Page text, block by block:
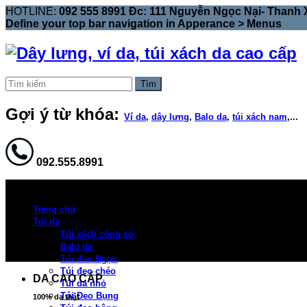
HOTLINE: 092 555 8991 Đc: 111 Nguyễn Ngọc Nại- Thanh
Define your top bar navigation in Apperance > Menus
Tìm
Gợi ý từ khóa: Ví da, dây lưng, Balo da, túi xách nam,...
092.555.8991
Trang chủ
Túi da
Túi xách công sở
Balo da
Túi đeo Ngực
Túi đeo chéo
Túi da nhỏ
Túi Đeo Bụng
DA CAO CẤP
100% da thật